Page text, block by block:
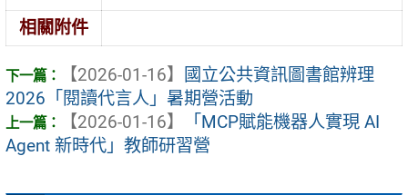
相關附件
【2026-01-16】
國立公共資訊圖書館辨理
2026「閱讀代言人」暑期營活動
【2026-01-16】
「MCP賦能機器人實現 AI
Agent 新時代」教師研習營